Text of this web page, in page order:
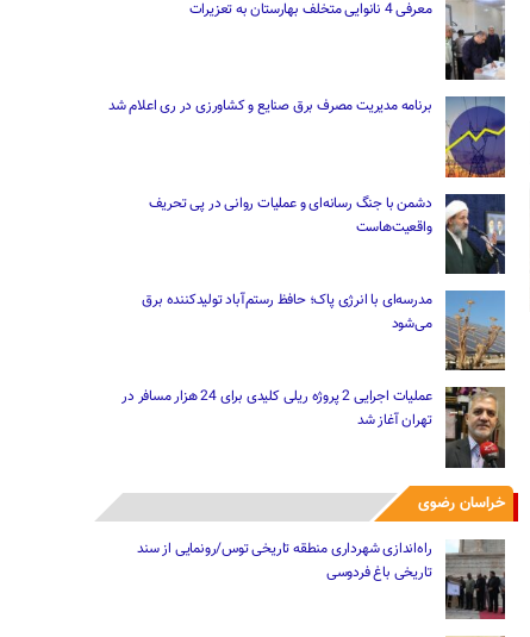
معرفی 4 نانوایی متخلف بهارستان به تعزیرات
برنامه مدیریت مصرف برق صنایع و کشاورزی در ری اعلام شد
دشمن با جنگ رسانه‌ای و عملیات روانی در پی تحریف
واقعیت‌هاست
مدرسه‌ای با انرژی پاک؛ حافظ رستم‌آباد تولیدکننده برق
می‌شود
عملیات اجرایی 2 پروژه ریلی کلیدی برای 24 هزار مسافر در
تهران آغاز شد
خراسان رضوی
راه‌اندازی شهرداری منطقه تاریخی توس/رونمایی از سند
تاریخی باغ فردوسی